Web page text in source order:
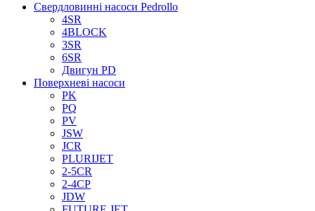
Свердловинні насоси Pedrollo
4SR
4BLOCK
3SR
6SR
Двигун PD
Поверхневі насоси
PK
PQ
PV
JSW
JCR
PLURIJET
2-5CR
2-4CP
JDW